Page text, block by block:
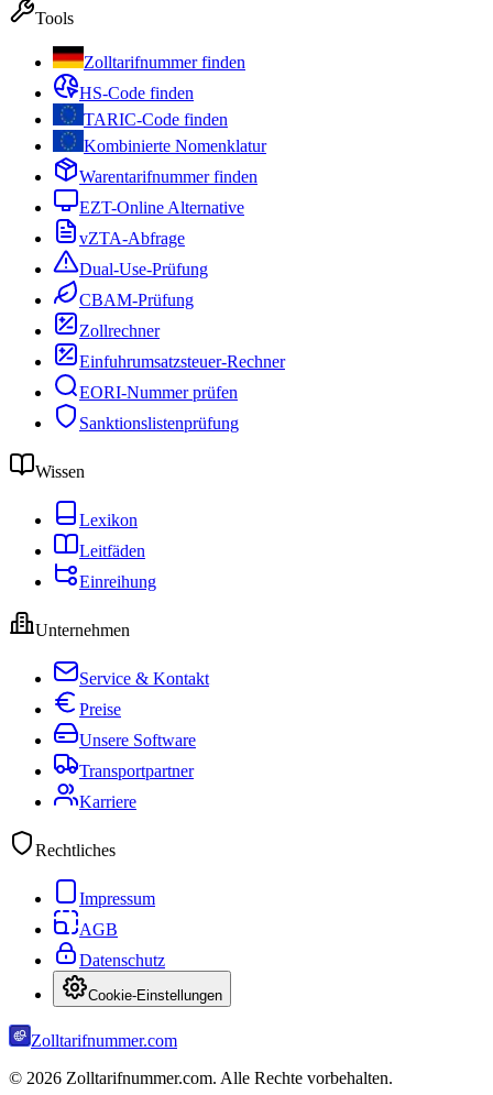
Tools
Zolltarifnummer finden
HS-Code finden
TARIC-Code finden
Kombinierte Nomenklatur
Warentarifnummer finden
EZT-Online Alternative
vZTA-Abfrage
Dual-Use-Prüfung
CBAM-Prüfung
Zollrechner
Einfuhrumsatzsteuer-Rechner
EORI-Nummer prüfen
Sanktionslistenprüfung
Wissen
Lexikon
Leitfäden
Einreihung
Unternehmen
Service & Kontakt
Preise
Unsere Software
Transportpartner
Karriere
Rechtliches
Impressum
AGB
Datenschutz
Cookie-Einstellungen
Zolltarifnummer.com
© 2026 Zolltarifnummer.com. Alle Rechte vorbehalten.